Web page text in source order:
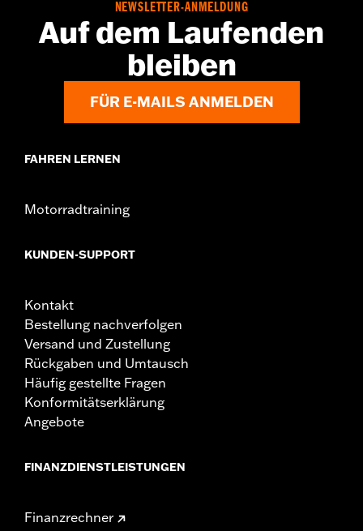
NEWSLETTER-ANMELDUNG
Auf dem Laufenden
bleiben
FÜR E-MAILS ANMELDEN
FAHREN LERNEN
Motorradtraining
KUNDEN-SUPPORT
Kontakt
Bestellung nachverfolgen
Versand und Zustellung
Rückgaben und Umtausch
Häufig gestellte Fragen
Konformitätserklärung
Angebote
FINANZDIENSTLEISTUNGEN
Finanzrechner